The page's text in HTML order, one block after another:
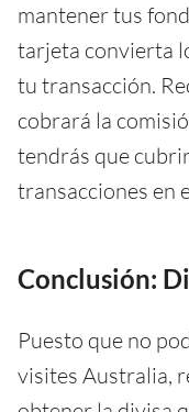
mantener tus
tarjeta convierta
tu transacción.
cobrará la
tendrás que
transacciones en
Conclusión:
Puesto que no
visites Australia,